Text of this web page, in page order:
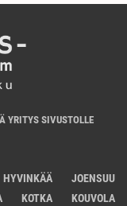
YRITYS SIVUSTOLLE
HYVINKÄÄ
JOENSUU
KOTKA
KOUVOLA